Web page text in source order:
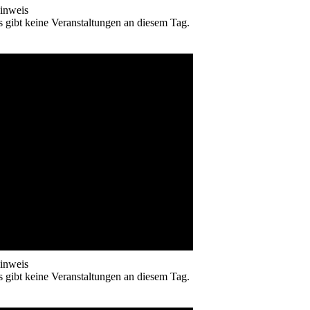
gibt keine Veranstaltungen an diesem Tag.
gibt keine Veranstaltungen an diesem Tag.